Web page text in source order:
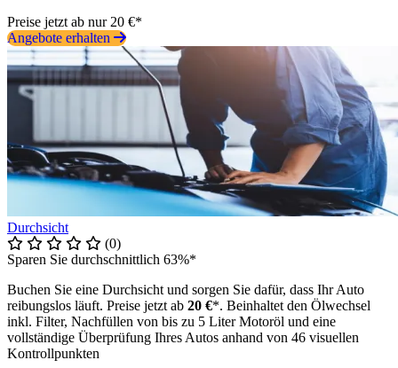
Preise jetzt ab nur 20 €*
Angebote erhalten
Durchsicht
(0)
Sparen Sie durchschnittlich 63%*
Buchen Sie eine Durchsicht und sorgen Sie dafür, dass Ihr Auto
reibungslos läuft. Preise jetzt ab 20 €*. Beinhaltet den Ölwechsel
inkl. Filter, Nachfüllen von bis zu 5 Liter Motoröl und eine
vollständige Überprüfung Ihres Autos anhand von 46 visuellen
Kontrollpunkten